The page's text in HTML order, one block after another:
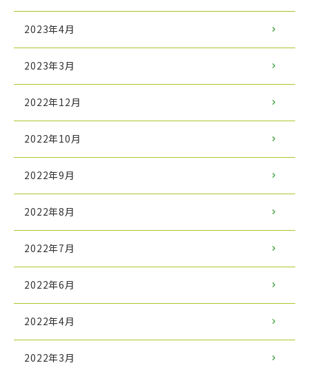
2023年4月
2023年3月
2022年12月
2022年10月
2022年9月
2022年8月
2022年7月
2022年6月
2022年4月
2022年3月